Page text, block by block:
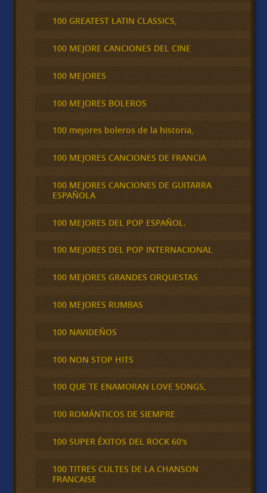
100 GREATEST LATIN CLASSICS,
100 MEJORE CANCIONES DEL CINE
100 MEJORES
100 MEJORES BOLEROS
100 mejores boleros de la historia,
100 MEJORES CANCIONES DE FRANCIA
100 MEJORES CANCIONES DE GUITARRA
ESPAÑOLA
100 MEJORES DEL POP ESPAÑOL.
100 MEJORES DEL POP INTERNACIONAL
100 MEJORES GRANDES ORQUESTAS
100 MEJORES RUMBAS
100 NAVIDEÑOS
100 NON STOP HITS
100 QUE TE ENAMORAN LOVE SONGS,
100 ROMÁNTICOS DE SIEMPRE
100 SUPER ÉXITOS DEL ROCK 60's
100 TITRES CULTES DE LA CHANSON
FRANCAISE